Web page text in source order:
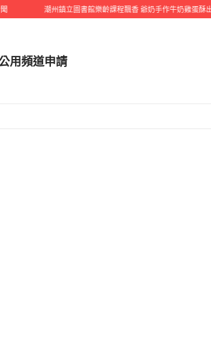
潮州鎮立圖書館樂齡課程飄香 爺奶手作牛奶雞蛋酥出爐
用頻道申請